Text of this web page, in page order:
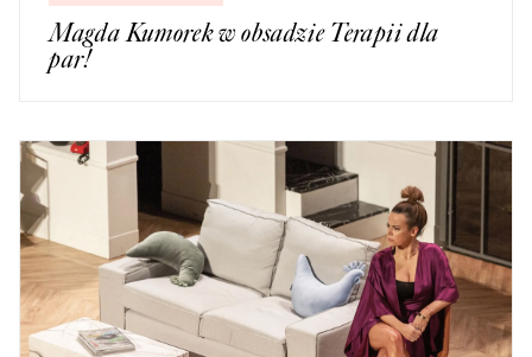
Magda Kumorek w obsadzie Terapii dla
par!